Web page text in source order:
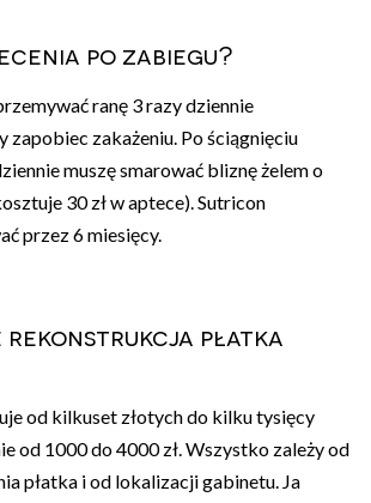
po zabiegu?
ranę 3 razy dziennie
zapobiec zakażeniu. Po ściągnięciu
muszę smarować bliznę żelem o
30 zł w aptece). Sutricon
przez 6 miesięcy.
rekonstrukcja płatka
od kilkuset złotych do kilku tysięcy
od 1000 do 4000 zł. Wszystko zależy od
płatka i od lokalizacji gabinetu. Ja